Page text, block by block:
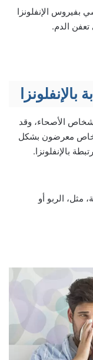
بفيروس الإنفلونزا
تعفن الدم.
الأصحاء، وقد
معرضون بشكل
بالإنفلونزا.
مثل، الربو أو